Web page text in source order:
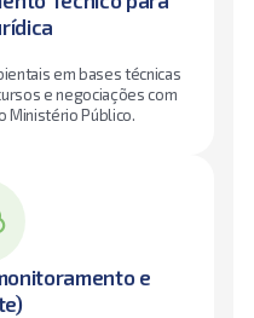
em bases técnicas
e negociações com
Ministério Público.
e